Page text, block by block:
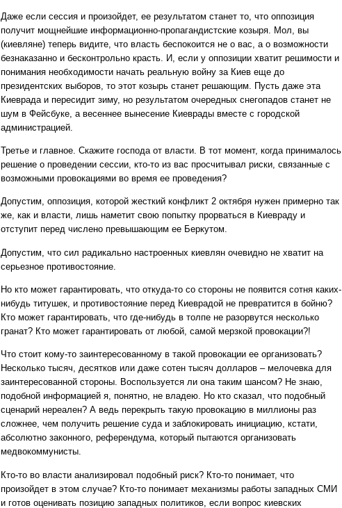
Даже если сессия и произойдет, ее результатом станет то, что оппозиция
получит мощнейшие информационно-пропагандистские козыря. Мол, вы
(киевляне) теперь видите, что власть беспокоится не о вас, а о возможности
безнаказанно и бесконтрольно красть. И, если у оппозиции хватит решимости и
понимания необходимости начать реальную войну за Киев еще до
президентских выборов, то этот козырь станет решающим. Пусть даже эта
Киеврада и пересидит зиму, но результатом очередных снегопадов станет не
шум в Фейсбуке, а весеннее вынесение Киеврады вместе с городской
администрацией.
Третье и главное. Скажите господа от власти. В тот момент, когда принималось
решение о проведении сессии, кто-то из вас просчитывал риски, связанные с
возможными провокациями во время ее проведения?
Допустим, оппозиция, которой жесткий конфликт 2 октября нужен примерно так
же, как и власти, лишь наметит свою попытку прорваться в Киевраду и
отступит перед числено превышающим ее Беркутом.
Допустим, что сил радикально настроенных киевлян очевидно не хватит на
серьезное противостояние.
Но кто может гарантировать, что откуда-то со стороны не появится сотня каких-
нибудь титушек, и противостояние перед Киеврадой не превратится в бойню?
Кто может гарантировать, что где-нибудь в толпе не разорвутся несколько
гранат? Кто может гарантировать от любой, самой мерзкой провокации?!
Что стоит кому-то заинтересованному в такой провокации ее организовать?
Несколько тысяч, десятков или даже сотен тысяч долларов – мелочевка для
заинтересованной стороны. Воспользуется ли она таким шансом? Не знаю,
подобной информацией я, понятно, не владею. Но кто сказал, что подобный
сценарий нереален? А ведь перекрыть такую провокацию в миллионы раз
сложнее, чем получить решение суда и заблокировать инициацию, кстати,
абсолютно законного, референдума, который пытаются организовать
медвокоммунисты.
Кто-то во власти анализировал подобный риск? Кто-то понимает, что
произойдет в этом случае? Кто-то понимает механизмы работы западных СМИ
и готов оценивать позицию западных политиков, если вопрос киевских